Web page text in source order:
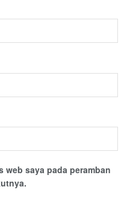
web saya pada peramban